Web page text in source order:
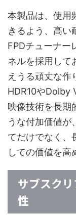
本製品は、使用
きるよう、高い
FPDチューナー
ネルを採用して
えうる頑丈な作
HDR10やDolby
映像技術を長期
うな付加価値が
てだけでなく、
しての価値を高
サブスク
性